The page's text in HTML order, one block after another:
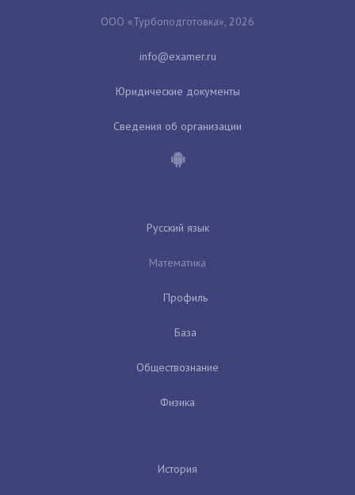
ООО «Турбоподготовка», 2026
Юридические документы
Сведения об организации
Русский язык
Математика
Профиль
База
Обществознание
Физика
История